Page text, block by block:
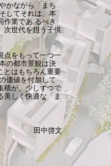
かながら「まち
してそれは、本
作業であ るべき
次世代を担う子供
点をもって一つ一
の都市景観は決
とはもちろん重要
価値を付加して
積が、少しずつで
美しく快適な「ま
田中啓文